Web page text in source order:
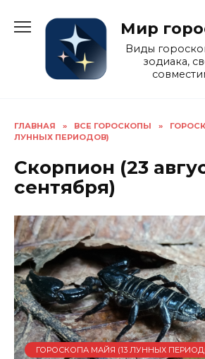
содержанию
Мир
Виды
зодиака,
ГЛАВНАЯ » ВСЕ ГОРОСКОПЫ »
ЛУННЫХ ПЕРИОДОВ)
Скорпион (23
сентября)
ГОРОСКОПА МАЙЯ (13 ЛУННЫХ